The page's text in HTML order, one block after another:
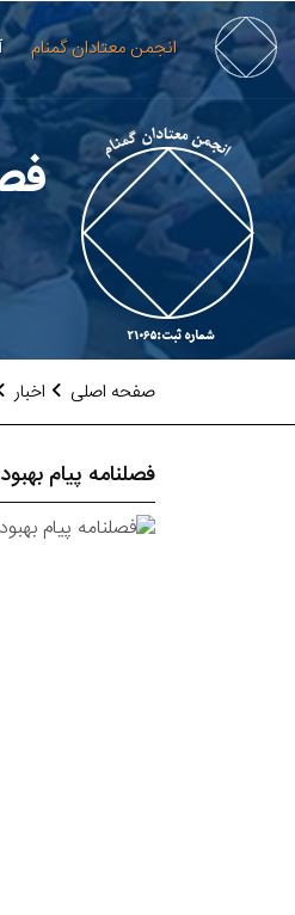
انجمن معتادان گمنام
صفحه اصلی اخبار
فصلنامه پیام بهبودی زمستان 1404